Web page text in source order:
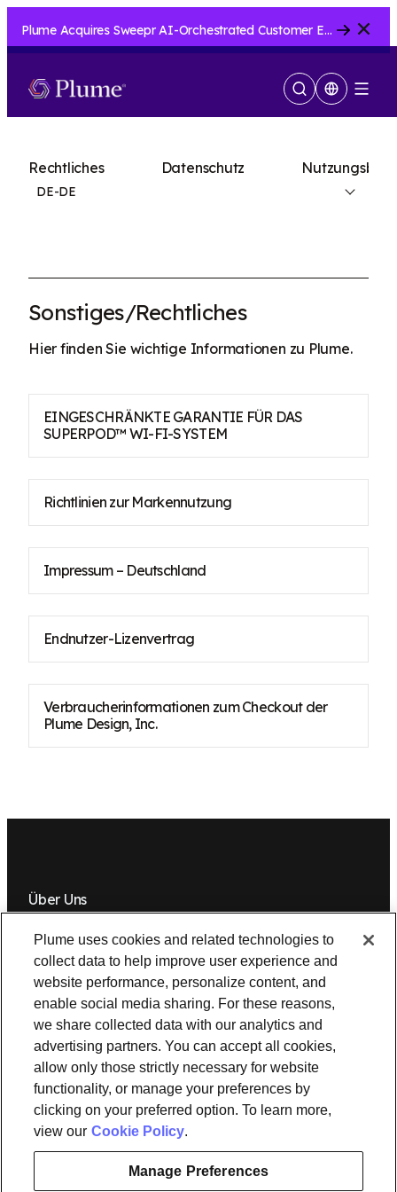
Plume Acquires Sweepr AI-Orchestrated Customer Experience Platform for ISPs..... Close
Suche
anzeigen
Menu
Rechtliches Datenschutz
DE-DE
Sonstiges/Rechtliches
Hier finden Sie wichtige Informationen zu Plume.
EINGESCHRÄNKTE GARANTIE FÜR DAS
SUPERPOD™ WI-FI-SYSTEM
Richtlinien zur Markennutzung
Impressum – Deutschland
Endnutzer-Lizenvertrag
Verbraucherinformationen zum Checkout der
Plume Design, Inc.
Über Uns
Tools und Informationen
OpenSyncRessourcenSupportDemo anfordern
Kontaktieren Sie uns
Rechtliches
DatenschutzbestimmungenPlume Trust Center Cookies
Impressum
Plume uses cookies and related technologies to
collect data to help improve user experience and
website performance, personalize content, and
enable social media sharing. For these reasons,
we share collected data with our analytics and
advertising partners. You can accept all cookies,
allow only those strictly necessary for website
functionality, or manage your preferences by
clicking on your preferred option. To learn more,
view our Cookie Policy.
Manage Preferences